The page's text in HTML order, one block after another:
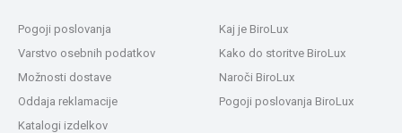
Pogoji poslovanja
Varstvo osebnih podatkov
Možnosti dostave
Oddaja reklamacije
Katalogi izdelkov
Kaj je BiroLux
Kako do storitve BiroLux
Naroči BiroLux
Pogoji poslovanja BiroLux